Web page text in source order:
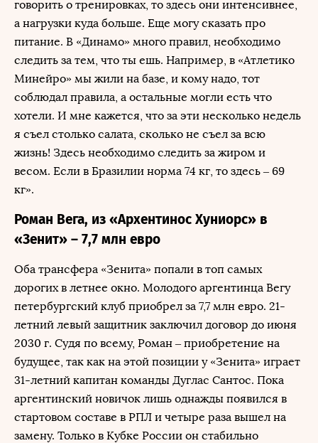
говорить о тренировках, то здесь они интенсивнее,
а нагрузки куда больше. Еще могу сказать про
питание. В «Динамо» много правил, необходимо
следить за тем, что ты ешь. Например, в «Атлетико
Минейро» мы жили на базе, и кому надо, тот
соблюдал правила, а остальные могли есть что
хотели. И мне кажется, что за эти несколько недель
я съел столько салата, сколько не съел за всю
жизнь! Здесь необходимо следить за жиром и
весом. Если в Бразилии норма 74 кг, то здесь – 69
кг».
Роман Вега, из «Архентинос Хуниорс» в
«Зенит» – 7,7 млн евро
Оба трансфера «Зенита» попали в топ самых
дорогих в летнее окно. Молодого аргентинца Вегу
петербургский клуб приобрел за 7,7 млн евро. 21-
летний левый защитник заключил договор до июня
2030 г. Судя по всему, Роман – приобретение на
будущее, так как на этой позиции у «Зенита» играет
31-летний капитан команды Дуглас Сантос. Пока
аргентинский новичок лишь однажды появился в
стартовом составе в РПЛ и четыре раза вышел на
замену. Только в Кубке России он стабильно